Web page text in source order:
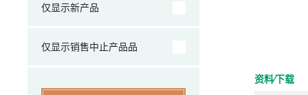
资料⁄下载
仅显示新产品
仅显示销售中止产品品